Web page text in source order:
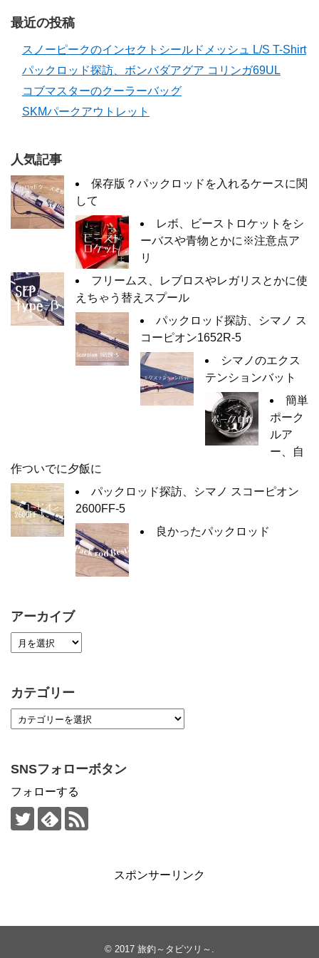
最近の投稿
スノーピークのインセクトシールドメッシュ L/S T-Shirt
パックロッド探訪、ボンバダアグア コリンガ69UL
コブマスターのクーラーバッグ
SKMパークアウトレット
人気記事
保存版？パックロッドを入れるケースに関
して
レボ、ビーストロケットをシ
ーバスや青物とかに※注意点ア
リ
フリームス、レブロスやレガリスとかに使
えちゃう替えスプール
パックロッド探訪、シマノ ス
コーピオン1652R-5
シマノのエクス
テンションバット
簡単
ポーク
ルア
ー、自
作ついでに夕飯に
パックロッド探訪、シマノ スコーピオン
2600FF-5
良かったパックロッド
アーカイブ
カテゴリー
SNSフォローボタン
フォローする
スポンサーリンク
© 2017 旅釣～タビツリ～